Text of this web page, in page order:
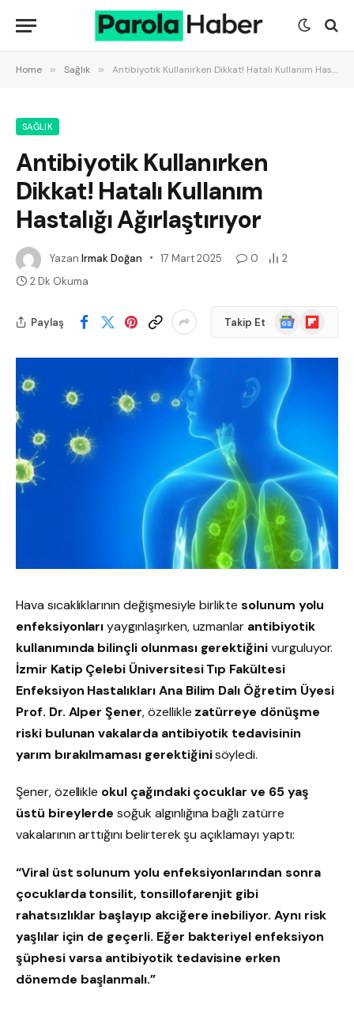
Home » Sağlık » Antibiyotik Kullanırken Dikkat! Hatalı Kullanım Hastalığı Ağırlaştırıyor
SAĞLIK
Antibiyotik Kullanırken
Dikkat! Hatalı Kullanım
Hastalığı Ağırlaştırıyor
Yazan Irmak Doğan 17 Mart 2025 0
2
2 Dk Okuma
Paylaş Takip Et
Google
News
Flipboard
Hava sıcaklıklarının değişmesiyle birlikte solunum yolu
enfeksiyonlarıyaygınlaşırken, uzmanlar antibiyotik
kullanımında bilinçli olunması gerektiğinivurguluyor.
İzmir Katip Çelebi Üniversitesi Tıp Fakültesi
Enfeksiyon Hastalıkları Ana Bilim Dalı Öğretim Üyesi
Prof. Dr. Alper Şener, özellikle zatürreye dönüşme
riski bulunan vakalarda antibiyotik tedavisinin
yarım bırakılmaması gerektiğinisöyledi.
Şener, özellikle okul çağındaki çocuklar ve 65 yaş
üstü bireylerde soğuk algınlığına bağlı zatürre
vakalarının arttığını belirterek şu açıklamayı yaptı:
“Viral üst solunum yolu enfeksiyonlarından sonra
çocuklarda tonsilit, tonsillofarenjit gibi
rahatsızlıklar başlayıp akciğere inebiliyor. Aynı risk
yaşlılar için de geçerli. Eğer bakteriyel enfeksiyon
şüphesi varsa antibiyotik tedavisine erken
dönemde başlanmalı.”